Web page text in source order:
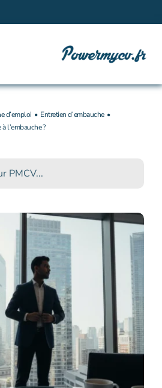
d’emploi
Entretien d’embauche
l’embauche ?